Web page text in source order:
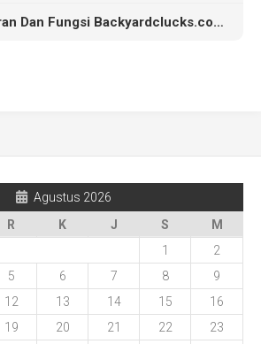
Beginilah Peran Dan Fungsi Backyardclucks.com Sebagai Media Berita Online Terkemuka, Simak Juga Tantangannya
Agustus 2026
R K J S
M
1
2
5 6 7 8
9
12 13 14 15
16
19 20 21 22
23